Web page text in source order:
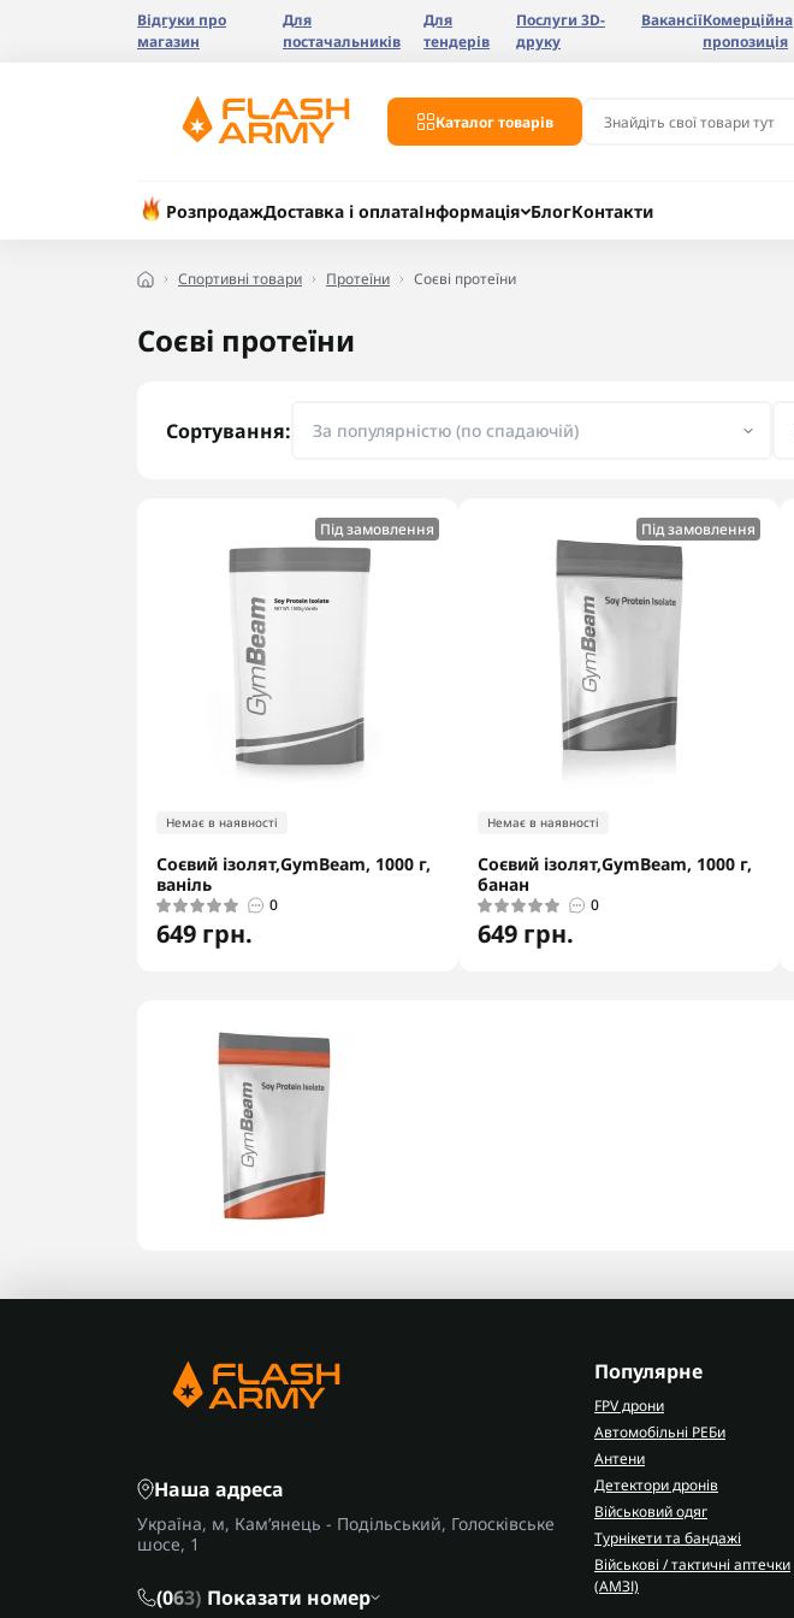
Відгуки про
магазин
Для
постачальників
Для
тендерів
Послуги 3D-
друку
ВакансіїКомерційна
пропозиція
Каталог товарів
РозпродажДоставка і оплатаІнформація БлогКонтакти
Спортивні товари Протеїни Cоєві протеїни
Cоєві протеїни
Сортування:
Під замовлення
Немає в наявності
Соєвий ізолят,GymBeam, 1000 г,
ваніль
0
649 грн.
Під замовлення
Немає в наявності
Соєвий ізолят,GymBeam, 1000 г,
банан
0
649 грн.
Наша адреса
Україна, м, Кам’янець - Подільський, Голосківське
шосе, 1
(063) Показати номер
Популярне
FPV дрони
Автомобільні РЕБи
Антени
Детектори дронів
Військовий одяг
Турнікети та бандажі
Військові / тактичні аптечки
(AMЗІ)